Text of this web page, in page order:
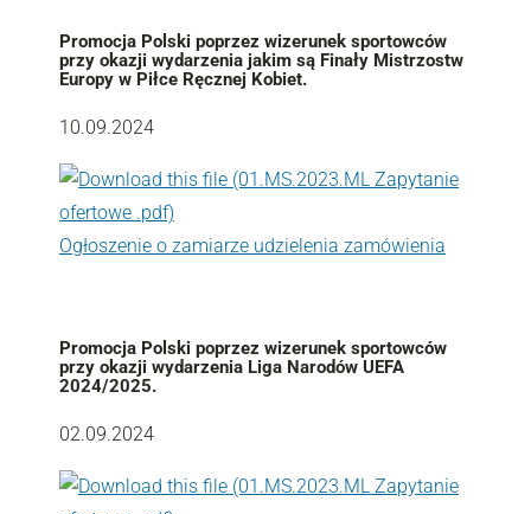
Promocja Polski poprzez wizerunek sportowców
przy okazji wydarzenia jakim są Finały Mistrzostw
Europy w Piłce Ręcznej Kobiet.
10.09.2024
Ogłoszenie o zamiarze udzielenia zamówienia
Promocja Polski poprzez wizerunek sportowców
przy okazji wydarzenia Liga Narodów UEFA
2024/2025.
02.09.2024